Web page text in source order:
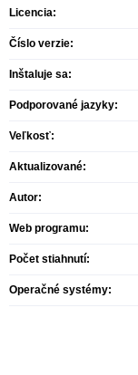
Licencia:
Číslo verzie:
Inštaluje sa:
Podporované jazyky:
Veľkosť:
Aktualizované:
Autor:
Web programu:
Počet stiahnutí:
Operačné systémy: